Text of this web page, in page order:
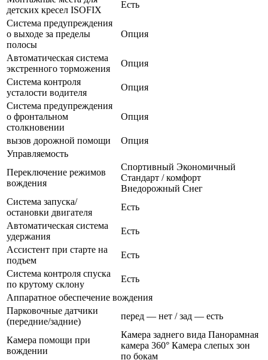
детских кресел ISOFIX
Есть
Система предупреждения
о выходе за пределы
полосы
Опция
Автоматическая система
экстренного торможения
Опция
Система контроля
усталости водителя
Опция
Система предупреждения
о фронтальном
столкновении
Опция
вызов дорожной помощи
Опция
Управляемость
Переключение режимов
вождения
Спортивный Экономичный
Стандарт / комфорт
Внедорожный Снег
Система запуска/
остановки двигателя
Есть
Автоматическая система
удержания
Есть
Ассистент при старте на
подъем
Есть
Система контроля спуска
по крутому склону
Есть
Аппаратное обеспечение вождения
Парковочные датчики
(передние/задние)
перед — нет / зад — есть
Камера помощи при
вождении
Камера заднего вида Панорамная
камера 360° Камера слепых зон
по бокам